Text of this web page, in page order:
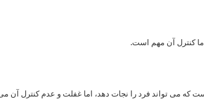
کنترل آن مهم است.
که می تواند فرد را نجات دهد، اما غفلت و عدم کنترل آن